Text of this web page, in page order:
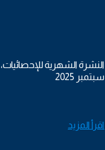
النشرة الشهرية للإحصائيات،
سبتمبر 2025
اقرأ المزيد